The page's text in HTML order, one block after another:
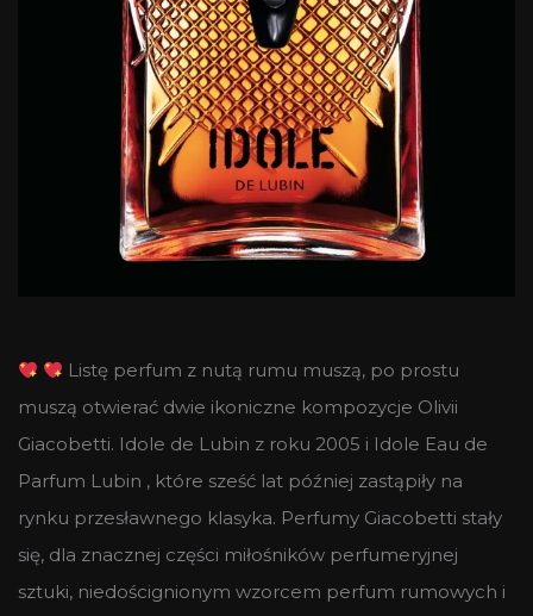
Listę perfum z nutą rumu muszą, po prostu
muszą otwierać dwie ikoniczne kompozycje Olivii
Giacobetti. Idole de Lubin z roku 2005 i Idole Eau de
Parfum Lubin , które sześć lat później zastąpiły na
rynku przesławnego klasyka. Perfumy Giacobetti stały
się, dla znacznej części miłośników perfumeryjnej
sztuki, niedoścignionym wzorcem perfum rumowych i